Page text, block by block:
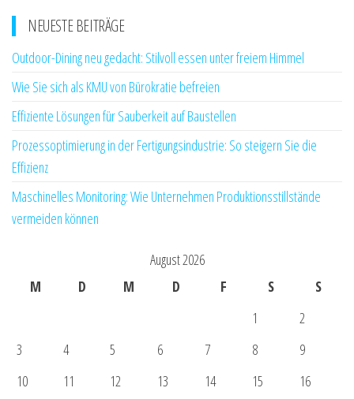
NEUESTE BEITRÄGE
Outdoor-Dining neu gedacht: Stilvoll essen unter freiem Himmel
Wie Sie sich als KMU von Bürokratie befreien
Effiziente Lösungen für Sauberkeit auf Baustellen
Prozessoptimierung in der Fertigungsindustrie: So steigern Sie die
Effizienz
Maschinelles Monitoring: Wie Unternehmen Produktionsstillstände
vermeiden können
August 2026
M
D M D F S
S
1
2
3
4 5 6 7 8
9
10
11 12 13 14 15
16